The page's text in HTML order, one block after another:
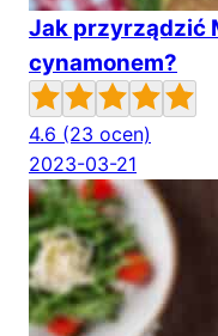
Jak przyrządzić
cynamonem?
4.6 (23 ocen)
2023-03-21